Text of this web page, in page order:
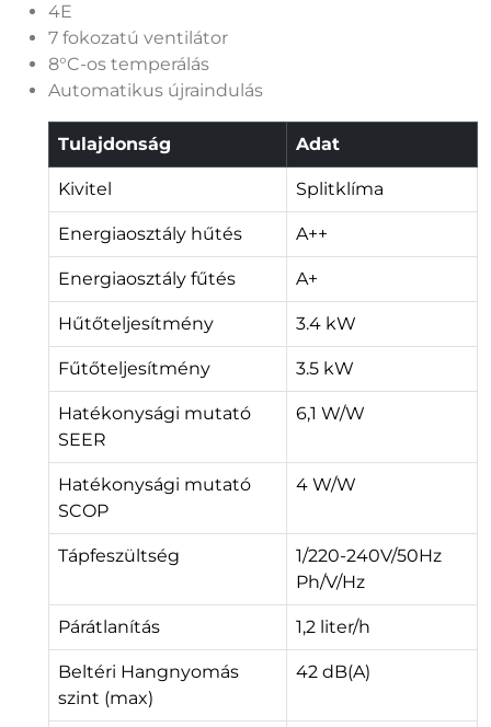
4E
7 fokozatú ventilátor
8°C-os temperálás
Automatikus újraindulás
Tulajdonság Adat
Kivitel Splitklíma
Energiaosztály hűtés A++
Energiaosztály fűtés A+
Hűtőteljesítmény 3.4 kW
Fűtőteljesítmény 3.5 kW
Hatékonysági mutató
SEER
6,1 W/W
Hatékonysági mutató
SCOP
4 W/W
Tápfeszültség
1/220-240V/50Hz
Ph/V/Hz
Párátlanítás 1,2 liter/h
Beltéri Hangnyomás
szint (max)
42 dB(A)